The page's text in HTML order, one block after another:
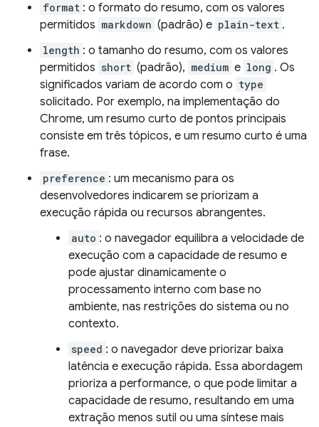
format : o formato do resumo, com os valores
permitidos markdown (padrão) e plain-text .
length : o tamanho do resumo, com os valores
permitidos short (padrão), medium e long . Os
significados variam de acordo com o type
solicitado. Por exemplo, na implementação do
Chrome, um resumo curto de pontos principais
consiste em três tópicos, e um resumo curto é uma
frase.
preference : um mecanismo para os
desenvolvedores indicarem se priorizam a
execução rápida ou recursos abrangentes.
auto : o navegador equilibra a velocidade de
execução com a capacidade de resumo e
pode ajustar dinamicamente o
processamento interno com base no
ambiente, nas restrições do sistema ou no
contexto.
speed : o navegador deve priorizar baixa
latência e execução rápida. Essa abordagem
prioriza a performance, o que pode limitar a
capacidade de resumo, resultando em uma
extração menos sutil ou uma síntese mais